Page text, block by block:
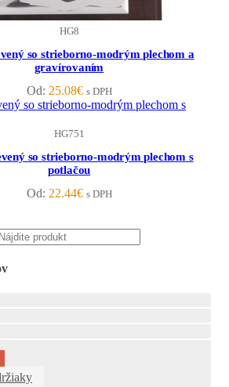
HG8
so strieborno-modrým plechom a
gravírovaním
Od: 25.08€ s DPH
HG751
so strieborno-modrým plechom s
potlačou
Od: 22.44€ s DPH